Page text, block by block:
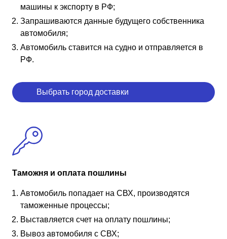
машины к экспорту в РФ;
Запрашиваются данные будущего собственника
автомобиля;
Автомобиль ставится на судно и отправляется в
РФ.
Выбрать город доставки
Таможня и оплата пошлины
Автомобиль попадает на СВХ, производятся
таможенные процессы;
Выставляется счет на оплату пошлины;
Вывоз автомобиля с СВХ;